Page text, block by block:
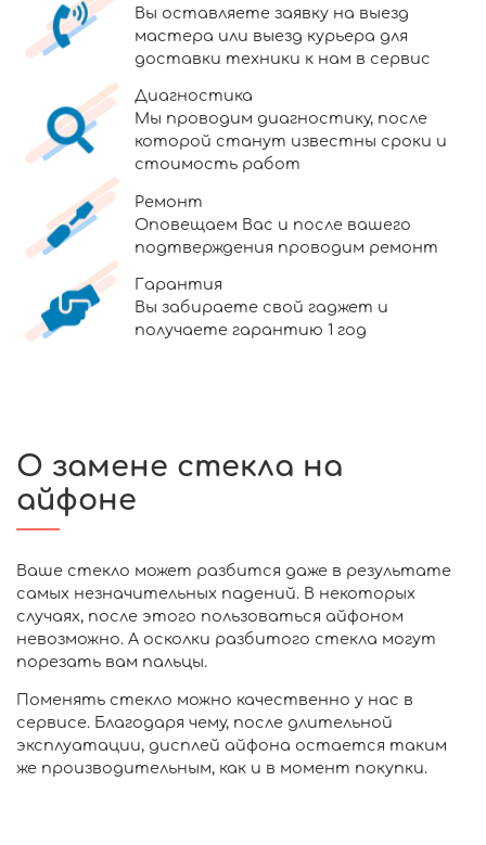
Вы оставляете заявку на выезд
мастера или выезд курьера для
доставки техники к нам в сервис
Диагностика
Мы проводим диагностику, после
которой станут известны сроки и
стоимость работ
Ремонт
Оповещаем Вас и после вашего
подтверждения проводим ремонт
Гарантия
Вы забираете свой гаджет и
получаете гарантию 1 год
О замене стекла на
айфоне
Ваше стекло может разбится даже в результате
самых незначительных падений. В некоторых
случаях, после этого пользоваться айфоном
невозможно. А осколки разбитого стекла могут
порезать вам пальцы.
Поменять стекло можно качественно у нас в
сервисе. Благодаря чему, после длительной
эксплуатации, дисплей айфона остается таким
же производительным, как и в момент покупки.